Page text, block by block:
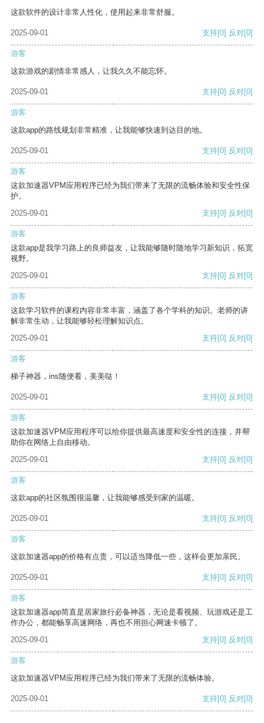
这款软件的设计非常人性化，使用起来非常舒服。
2025-09-01 支持[0] 反对[0]
游客
这款游戏的剧情非常感人，让我久久不能忘怀。
2025-09-01 支持[0] 反对[0]
游客
这款app的路线规划非常精准，让我能够快速到达目的地。
2025-09-01 支持[0] 反对[0]
游客
这款加速器VPM应用程序已经为我们带来了无限的流畅体验和安全性保
护。
2025-09-01
支持[0] 反对[0]
游客
这款app是我学习路上的良师益友，让我能够随时随地学习新知识，拓宽
视野。
2025-09-01
支持[0] 反对[0]
游客
这款学习软件的课程内容非常丰富，涵盖了各个学科的知识。老师的讲
解非常生动，让我能够轻松理解知识点。
2025-09-01
支持[0] 反对[0]
游客
梯子神器，ins随便看，美美哒！
2025-09-01 支持[0] 反对[0]
游客
这款加速器VPM应用程序可以给你提供最高速度和安全性的连接，并帮
助你在网络上自由移动。
2025-09-01
支持[0] 反对[0]
游客
这款app的社区氛围很温馨，让我能够感受到家的温暖。
2025-09-01 支持[0] 反对[0]
游客
这款加速器app的价格有点贵，可以适当降低一些，这样会更加亲民。
2025-09-01 支持[0] 反对[0]
游客
这款加速器app简直是居家旅行必备神器，无论是看视频、玩游戏还是工
作办公，都能畅享高速网络，再也不用担心网速卡顿了。
2025-09-01
支持[0] 反对[0]
游客
这款加速器VPM应用程序已经为我们带来了无限的流畅体验。
2025-09-01 支持[0] 反对[0]